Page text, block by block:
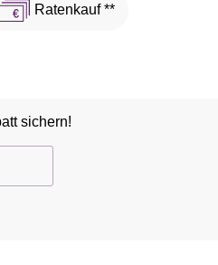
Ratenkauf **
sichern!